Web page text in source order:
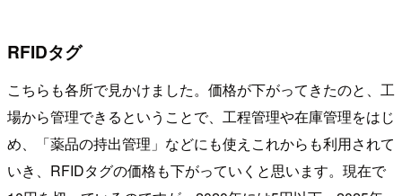
RFIDタグ
こちらも各所で見かけました。価格が下がってきたのと、工
場から管理できるということで、工程管理や在庫管理をはじ
め、「薬品の持出管理」などにも使えこれからも利用されて
いき、RFIDタグの価格も下がっていくと思います。現在で